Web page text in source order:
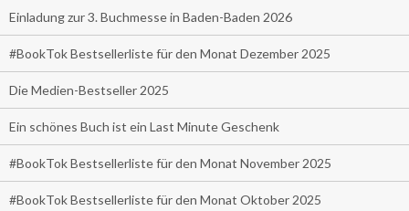
Einladung zur 3. Buchmesse in Baden-Baden 2026
#BookTok Bestsellerliste für den Monat Dezember 2025
Die Medien-Bestseller 2025
Ein schönes Buch ist ein Last Minute Geschenk
#BookTok Bestsellerliste für den Monat November 2025
#BookTok Bestsellerliste für den Monat Oktober 2025